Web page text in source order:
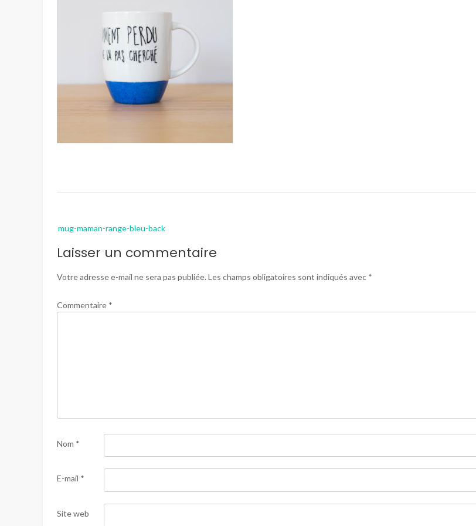
navigation
mug-maman-range-bleu-back
Laisser un commentaire
Votre adresse e-mail ne sera pas publiée. Les champs obligatoires sont indiqués avec *
Commentaire *
Nom *
E-mail *
Site web